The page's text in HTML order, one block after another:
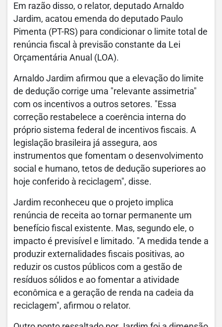
Em razão disso, o relator, deputado Arnaldo
Jardim, acatou emenda do deputado Paulo
Pimenta (PT-RS) para condicionar o limite total de
renúncia fiscal à previsão constante da Lei
Orçamentária Anual (LOA).
Arnaldo Jardim afirmou que a elevação do limite
de dedução corrige uma "relevante assimetria"
com os incentivos a outros setores. "Essa
correção restabelece a coerência interna do
próprio sistema federal de incentivos fiscais. A
legislação brasileira já assegura, aos
instrumentos que fomentam o desenvolvimento
social e humano, tetos de dedução superiores ao
hoje conferido à reciclagem", disse.
Jardim reconheceu que o projeto implica
renúncia de receita ao tornar permanente um
benefício fiscal existente. Mas, segundo ele, o
impacto é previsível e limitado. "A medida tende a
produzir externalidades fiscais positivas, ao
reduzir os custos públicos com a gestão de
resíduos sólidos e ao fomentar a atividade
econômica e a geração de renda na cadeia da
reciclagem", afirmou o relator.